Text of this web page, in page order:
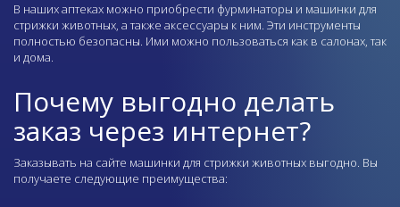
В наших аптеках можно приобрести фурминаторы и машинки для
стрижки животных, а также аксессуары к ним. Эти инструменты
полностью безопасны. Ими можно пользоваться как в салонах, так
и дома.
Почему выгодно делать
заказ через интернет?
Заказывать на сайте машинки для стрижки животных выгодно. Вы
получаете следующие преимущества: